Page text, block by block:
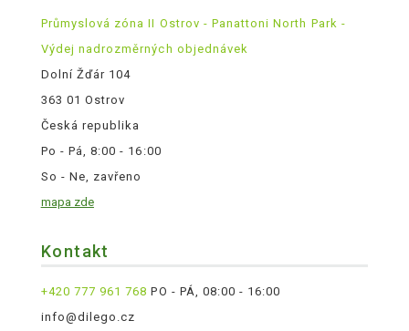
Průmyslová zóna II Ostrov - Panattoni North Park -
Výdej nadrozměrných objednávek
Dolní Žďár 104
363 01 Ostrov
Česká republika
Po - Pá, 8:00 - 16:00
So - Ne, zavřeno
mapa zde
Kontakt
+420 777 961 768 PO - PÁ, 08:00 - 16:00
info@dilego.cz